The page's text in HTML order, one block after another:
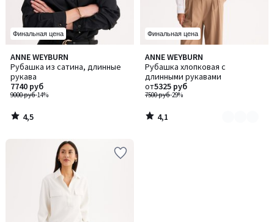
Финальная цена
ANNE WEYBURN
Рубашка из сатина, длинные
рукава
9000 руб-14%
7740 руб
4,5
/ 5
4,5
/
Финальная цена
ANNE WEYBURN
Рубашка хлопковая с
длинными рукавами
7500 руб-29%
от5325 руб
4,1
/ 5
Количество
цветов:
2
4,1
/